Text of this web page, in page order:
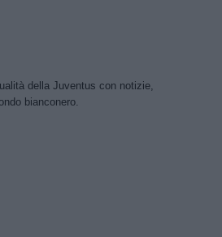
della Juventus con notizie,
bianconero.